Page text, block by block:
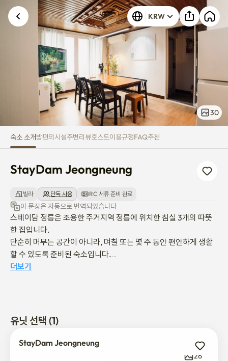
StayDam Jeongneung
KRW
30
숙소 소개방편의시설주변리뷰호스트이용규정FAQ추천
StayDam Jeongneung
빌라 단독 사용 RC 서류 준비 완료
이 문장은 자동으로 번역되었습니다
스테이담 정릉은 조용한 주거지역 정릉에 위치한 침실 3개의 따뜻
한 집입니다.
단순히 머무는 공간이 아니라, 며칠 또는 몇 주 동안 편안하게 생활
할 수 있도록 준비된 숙소입니다.
있도록 구성했습니다.
주방에는 간단한 조리가 가능한 기본 조리도구가 준비되어 있으며,
세탁기와 건조기가 구비된 욕실이 있어 장기 체류 시에도 불편함 없
더보기
유닛 선택 (1)
StayDam Jeongneung
26